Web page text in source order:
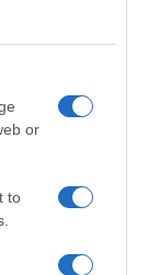
or
to
vidjeti
mogu